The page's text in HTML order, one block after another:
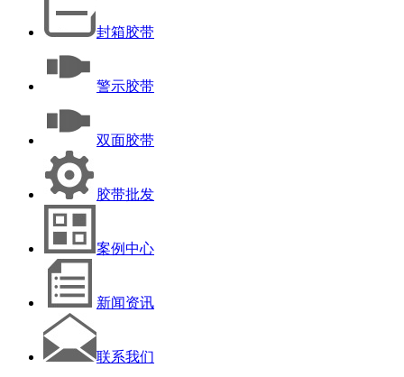
封箱胶带
警示胶带
双面胶带
胶带批发
案例中心
新闻资讯
联系我们